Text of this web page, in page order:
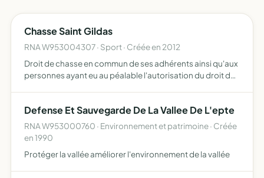
Chasse Saint Gildas
RNA W953004307 · Sport · Créée en 2012
Droit de chasse en commun de ses adhérents ainsi qu'aux
personnes ayant eu au péalable l'autorisation du droit de
Defense Et Sauvegarde De La Vallee De L'epte
RNA W953000760 · Environnement et patrimoine · Créée
en 1990
Protéger la vallée améliorer l'environnement de la vallée